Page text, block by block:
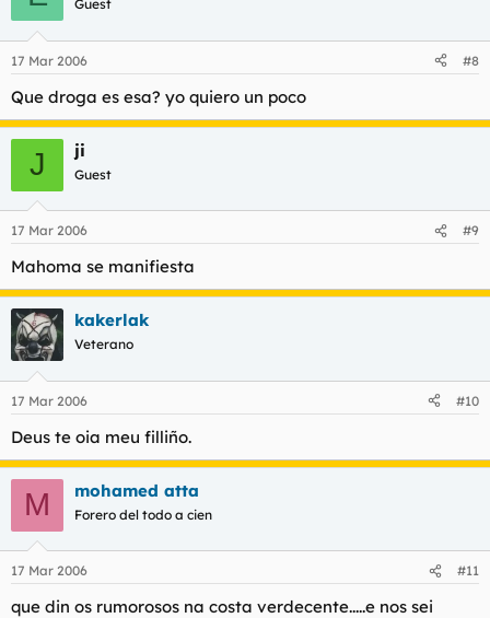
Guest
17 Mar 2006 #8
Que droga es esa? yo quiero un poco
J ji
Guest
17 Mar 2006 #9
Mahoma se manifiesta
kakerlak
Veterano
17 Mar 2006 #10
Deus te oia meu filliño.
M mohamed atta
Forero del todo a cien
17 Mar 2006 #11
que din os rumorosos na costa verdecente.....e nos sei